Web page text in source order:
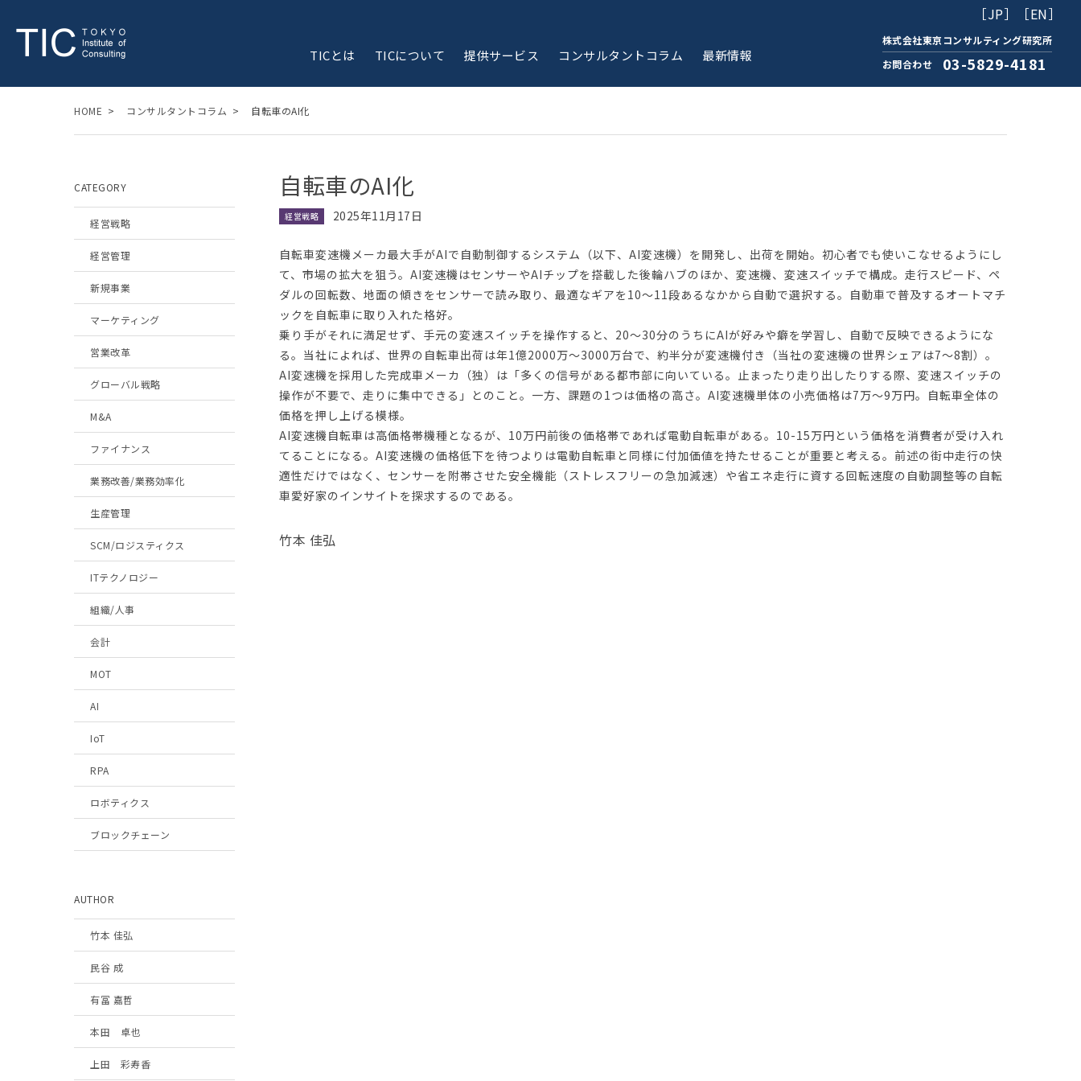
［JP］ ［EN］
TICとは TICについて 提供サービス コンサルタントコラム 最新情報
株式会社東京コンサルティング研究所
お問合わせ 03-5829-4181
HOME コンサルタントコラム 自転車のAI化
自転車のAI化
経営戦略 2025年11月17日
自転車変速機メーカ最大手がAIで自動制御するシステム（以下、AI変速機）を開発し、出荷を開始。初心者でも使いこなせるようにし
て、市場の拡大を狙う。AI変速機はセンサーやAIチップを搭載した後輪ハブのほか、変速機、変速スイッチで構成。走行スピード、ペ
ダルの回転数、地面の傾きをセンサーで読み取り、最適なギアを10〜11段あるなかから自動で選択する。自動車で普及するオートマチ
ックを自転車に取り入れた格好。
乗り手がそれに満足せず、手元の変速スイッチを操作すると、20〜30分のうちにAIが好みや癖を学習し、自動で反映できるようにな
る。当社によれば、世界の自転車出荷は年1億2000万〜3000万台で、約半分が変速機付き（当社の変速機の世界シェアは7〜8割）。
AI変速機を採用した完成車メーカ（独）は「多くの信号がある都市部に向いている。止まったり走り出したりする際、変速スイッチの
操作が不要で、走りに集中できる」とのこと。一方、課題の1つは価格の高さ。AI変速機単体の小売価格は7万〜9万円。自転車全体の
価格を押し上げる模様。
AI変速機自転車は高価格帯機種となるが、10万円前後の価格帯であれば電動自転車がある。10-15万円という価格を消費者が受け入れ
てることになる。AI変速機の価格低下を待つよりは電動自転車と同様に付加価値を持たせることが重要と考える。前述の街中走行の快
適性だけではなく、センサーを附帯させた安全機能（ストレスフリーの急加減速）や省エネ走行に資する回転速度の自動調整等の自転
車愛好家のインサイトを探求するのである。
竹本 佳弘
CATEGORY
経営戦略
経営管理
新規事業
マーケティング
営業改革
グローバル戦略
M&A
ファイナンス
業務改善/業務効率化
生産管理
SCM/ロジスティクス
ITテクノロジー
組織/人事
会計
MOT
AI
IoT
RPA
ロボティクス
ブロックチェーン
AUTHOR
竹本 佳弘
民谷 成
有冨 嘉哲
本田 卓也
上田 彩寿香